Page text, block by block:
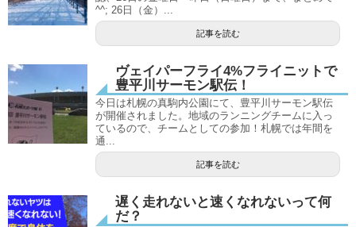
^^; 26日（金）...
記事を読む
ヴェイパーフライ4%フライニットで
豊平川サーモン駅伝！
今日は札幌の真駒内公園にて、豊平川サーモン駅伝
が開催されました。地域のランニングチームに入っ
ているので、チームとしての参加！札幌では年間を
通...
記事を読む
遅く走れないと速くなれないって何
だ？